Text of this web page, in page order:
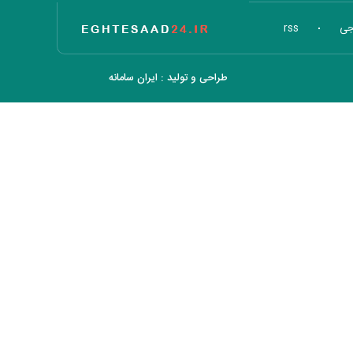
تاریخ اقتصادrss
طراحی و تولید : ایران سامانه